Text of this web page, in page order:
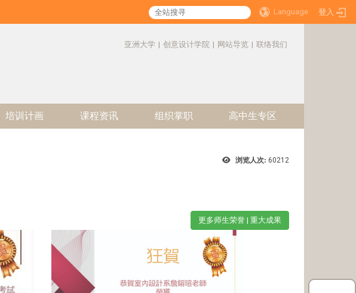
Language 登入
亚洲大学 | 创意设计学院 | 网站导览 | 联络我们
培训计画 课程资讯 组织掌职 高中生专区
浏览人次: 60212
更多师生荣誉 | 重大成果